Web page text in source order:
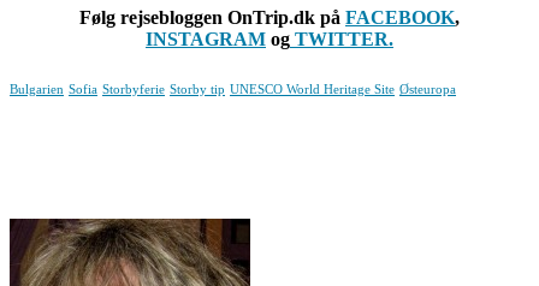
Følg rejsebloggen OnTrip.dk på FACEBOOK,
INSTAGRAM og TWITTER.
Bulgarien Sofia Storbyferie Storby tip UNESCO World Heritage Site Østeuropa